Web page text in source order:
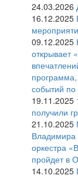
24.03.2026
16.12.2025
09.12.2025
открывает
событий по
19.11.2025
получили
21.10.2025
Владимира
оркестра
пройдет в
14.10.2025